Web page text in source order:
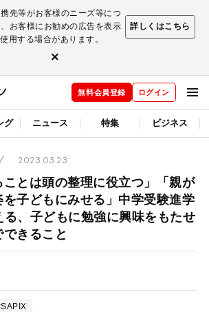
先等がお客様のニーズ等につ
お客様にお勧めの広告を表示
用する場合があります。
詳しくはこちら
×
無料会員登録 ログイン
グ ニュース 特集 ビジネス
2023.03.23
ことは頭の整理に役立つ」「親が
子どもにみせる」中学受験進学
、子どもに勉強に興味をもたせ
きること